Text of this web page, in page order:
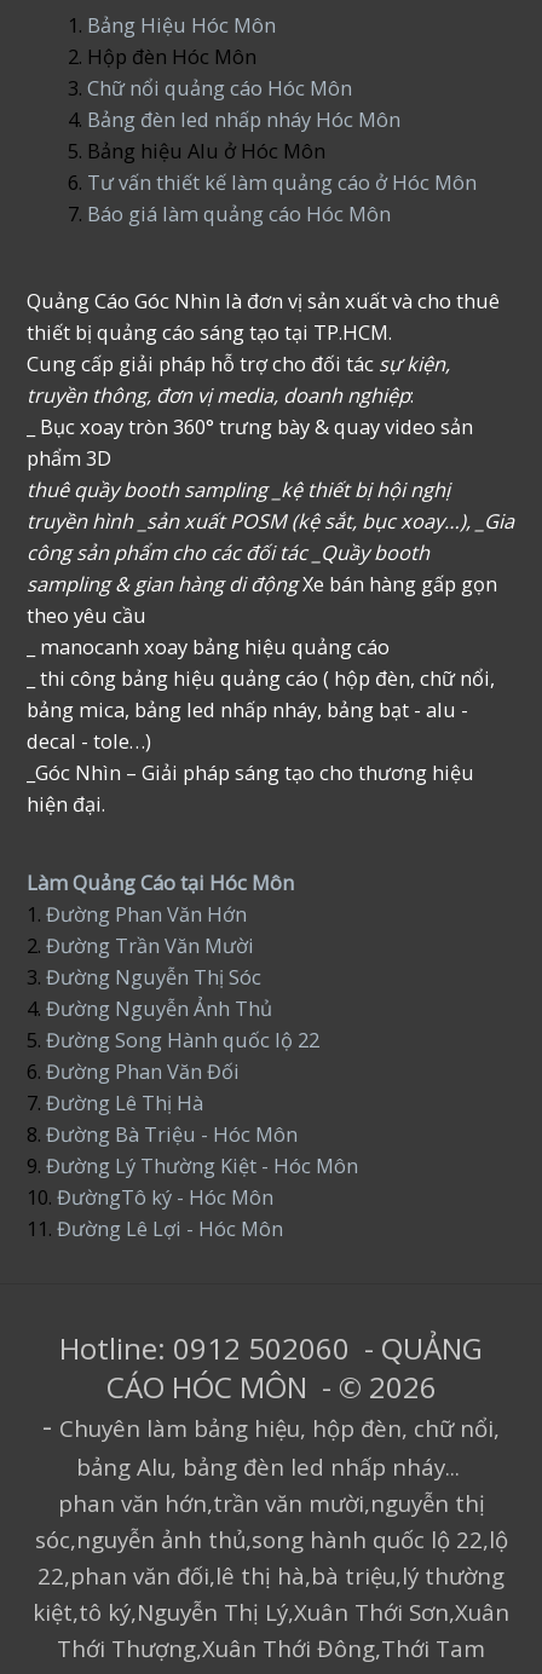
Bảng Hiệu Hóc Môn
Hộp đèn Hóc Môn
Chữ nổi quảng cáo Hóc Môn
Bảng đèn led nhấp nháy Hóc Môn
Bảng hiệu Alu ở Hóc Môn
Tư vấn thiết kế làm quảng cáo ở Hóc Môn
Báo giá làm quảng cáo Hóc Môn
Quảng Cáo Góc Nhìn là đơn vị sản xuất và cho thuê
thiết bị quảng cáo sáng tạo tại TP.HCM.
Cung cấp giải pháp hỗ trợ cho đối tác sự kiện,
truyền thông, đơn vị media, doanh nghiệp:
_ Bục xoay tròn 360° trưng bày & quay video sản
phẩm 3D
thuê quầy booth sampling _kệ thiết bị hội nghị
truyền hình _sản xuất POSM (kệ sắt, bục xoay…), _Gia
công sản phẩm cho các đối tác _Quầy booth
sampling & gian hàng di độngXe bán hàng gấp gọn
theo yêu cầu
_ manocanh xoay bảng hiệu quảng cáo
_ thi công bảng hiệu quảng cáo ( hộp đèn, chữ nổi,
bảng mica, bảng led nhấp nháy, bảng bạt - alu -
decal - tole…)
_Góc Nhìn – Giải pháp sáng tạo cho thương hiệu
hiện đại.
Làm Quảng Cáo tại Hóc Môn
1.Đường Phan Văn Hớn
2.Đường Trần Văn Mười
3.Đường Nguyễn Thị Sóc
4. Đường Nguyễn Ảnh Thủ
5.Đường Song Hành quốc lộ 22
6.Đường Phan Văn Đối
7. Đường Lê Thị Hà
8.Đường Bà Triệu - Hóc Môn
9.Đường Lý Thường Kiệt - Hóc Môn
10.ĐườngTô ký - Hóc Môn
11.Đường Lê Lợi - Hóc Môn
Hotline: 0912 502060 - QUẢNG
CÁO HÓC MÔN - © 2026
- Chuyên làm bảng hiệu, hộp đèn, chữ nổi,
bảng Alu, bảng đèn led nhấp nháy...
phan văn hớn,trần văn mười,nguyễn thị
sóc,nguyễn ảnh thủ,song hành quốc lộ 22,lộ
22,phan văn đối,lê thị hà,bà triệu,lý thường
kiệt,tô ký,Nguyễn Thị Lý,Xuân Thới Sơn,Xuân
Thới Thượng,Xuân Thới Đông,Thới Tam